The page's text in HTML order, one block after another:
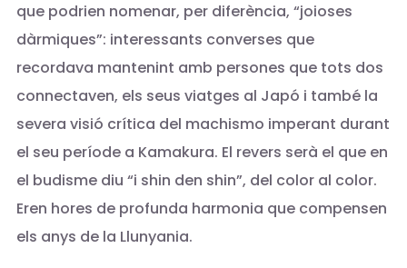
que podrien nomenar, per diferència, “joioses
dàrmiques”: interessants converses que
recordava mantenint amb persones que tots dos
connectaven, els seus viatges al Japó i també la
severa visió crítica del machismo imperant durant
el seu període a Kamakura. El revers serà el que en
el budisme diu “i shin den shin”, del color al color.
Eren hores de profunda harmonia que compensen
els anys de la Llunyania.